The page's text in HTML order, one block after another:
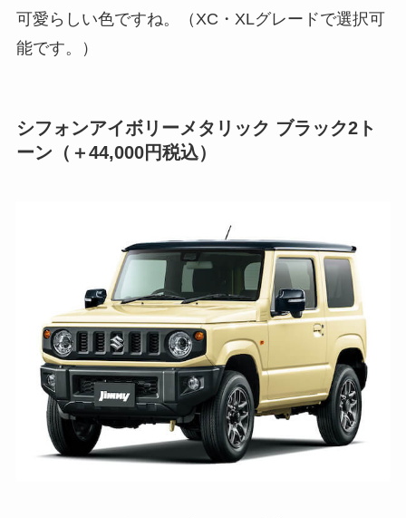
可愛らしい色ですね。（XC・XLグレードで選択可
能です。）
シフォンアイボリーメタリック ブラック2ト
ーン（＋44,000円税込）